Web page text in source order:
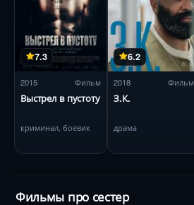
7.3
2015 Фильм
Выстрел в пустоту
криминал, боевик
6.2
2018 Фильм
З.К.
драма
Фильмы про сестер